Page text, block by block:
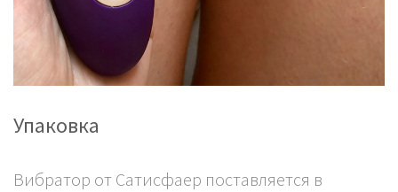
Упаковка
Вибратор от Сатисфаер поставляется в